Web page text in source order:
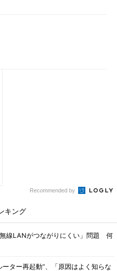
Recommended by
キング
線LANがつながりにくい」問題 何
ター再起動”、「原因はよく知らな